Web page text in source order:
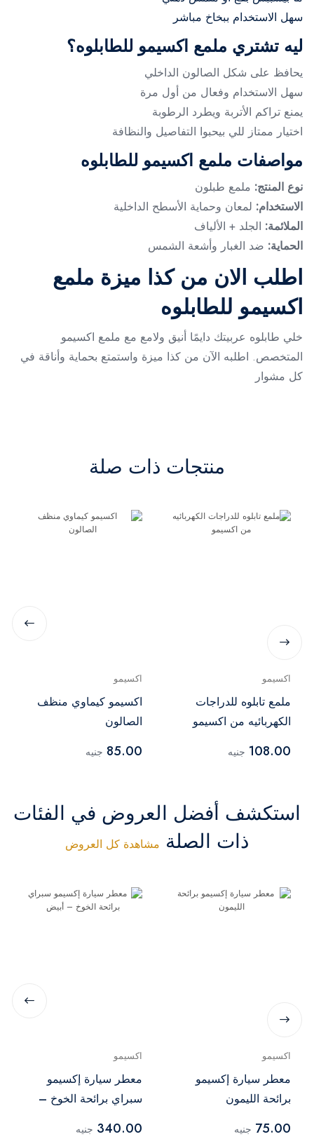
سهل الاستخدام ببخاخ مباشر
ليه تشتري ملمع اكسيمو للطابلوه؟
يحافظ على شكل الصالون الداخلي
سهل الاستخدام وفعال من أول مرة
يمنع تراكم الأتربة ويطرد الرطوبة
اختيار ممتاز للي بيحبوا التفاصيل والنظافة
مواصفات ملمع اكسيمو للطابلوه
نوع المنتج: ملمع طبلون
الاستخدام: لمعان وحماية الأسطح الداخلية
الملائمة: الجلد + الألياف
الحماية: ضد الغبار وأشعة الشمس
اطلب الان من كذا ميزة ملمع
اكسيمو للطابلوه
خلي طابلوه عربيتك دايمًا أنيق ولامع مع ملمع اكسيمو
المتخصص. اطلبه الآن من كذا ميزة واستمتع بحماية وأناقة في
كل مشوار
منتجات ذات صلة
اكسيمو
ملمع تابلوه للدراجات
الكهربائيه من اكسيمو
108.00 جنيه
اكسيمو
اكسيمو كيماوي منظف
الصالون
85.00 جنيه
استكشف أفضل العروض في الفئات
ذات الصلة مشاهدة كل العروض
اكسيمو
معطر سيارة إكسيمو
برائحة الليمون
75.00 جنيه
اكسيمو
معطر سيارة إكسيمو
سبراي برائحة الخوخ –
340.00 جنيه